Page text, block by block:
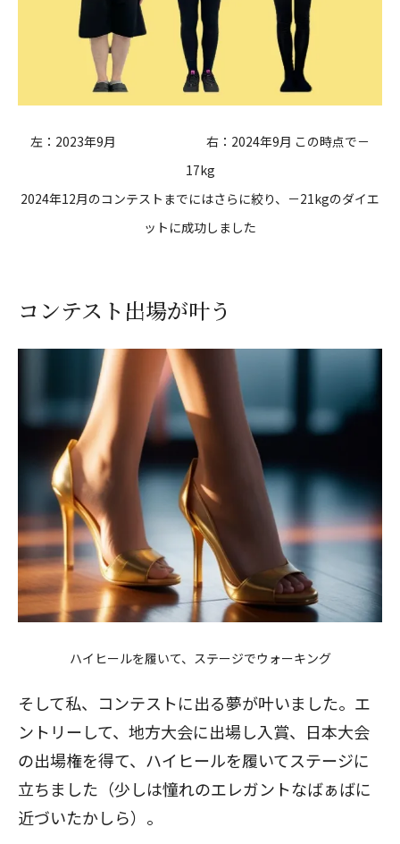
左：2023年9月 右：2024年9月 この時点で－
17kg
2024年12月のコンテストまでにはさらに絞り、－21kgのダイエ
ットに成功しました
コンテスト出場が叶う
ハイヒールを履いて、ステージでウォーキング
そして私、コンテストに出る夢が叶いました。エ
ントリーして、地方大会に出場し入賞、日本大会
の出場権を得て、ハイヒールを履いてステージに
立ちました（少しは憧れのエレガントなばぁばに
近づいたかしら）。